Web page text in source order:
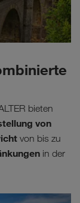
bieten
von
von bis zu
in der